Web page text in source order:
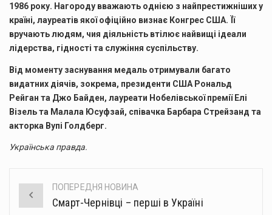
1986 року. Нагороду вважають однією з найпрестижніших у
країні, лауреатів якої офіційно визнає Конгрес США. Її
вручають людям, чия діяльність втілює найвищі ідеали
лідерства, гідності та служіння суспільству.
Від моменту заснування медаль отримували багато
видатних діячів, зокрема, президенти США Рональд
Рейган та Джо Байден, лауреати Нобелівської премії Елі
Візель та Малала Юсуфзай, співачка Барбара Стрейзанд та
акторка Вупі Голдберг.
Українська правда.
Post
ПОПЕРЕДНЯ НОВИНА
Смарт-Чернівці – перші в Україні